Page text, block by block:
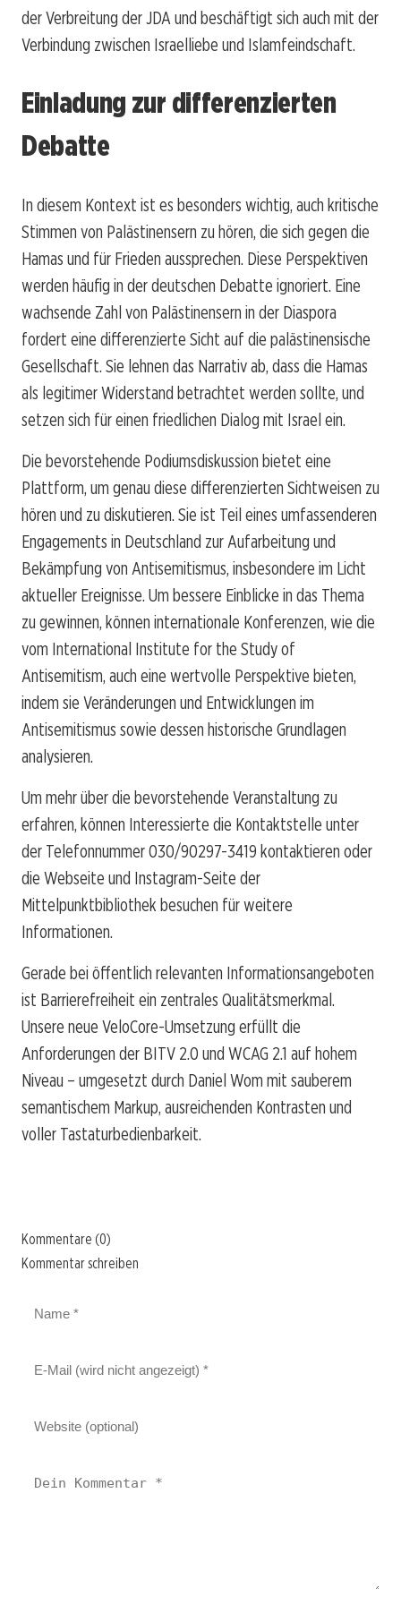
der Verbreitung der JDA und beschäftigt sich auch mit der
Verbindung zwischen Israelliebe und Islamfeindschaft.
Einladung zur differenzierten
Debatte
In diesem Kontext ist es besonders wichtig, auch kritische
Stimmen von Palästinensern zu hören, die sich gegen die
Hamas und für Frieden aussprechen. Diese Perspektiven
werden häufig in der deutschen Debatte ignoriert. Eine
wachsende Zahl von Palästinensern in der Diaspora
fordert eine differenzierte Sicht auf die palästinensische
Gesellschaft. Sie lehnen das Narrativ ab, dass die Hamas
als legitimer Widerstand betrachtet werden sollte, und
setzen sich für einen friedlichen Dialog mit Israel ein.
Die bevorstehende Podiumsdiskussion bietet eine
Plattform, um genau diese differenzierten Sichtweisen zu
hören und zu diskutieren. Sie ist Teil eines umfassenderen
Engagements in Deutschland zur Aufarbeitung und
Bekämpfung von Antisemitismus, insbesondere im Licht
aktueller Ereignisse. Um bessere Einblicke in das Thema
zu gewinnen, können internationale Konferenzen, wie die
vom International Institute for the Study of
Antisemitism, auch eine wertvolle Perspektive bieten,
indem sie Veränderungen und Entwicklungen im
Antisemitismus sowie dessen historische Grundlagen
analysieren.
Um mehr über die bevorstehende Veranstaltung zu
erfahren, können Interessierte die Kontaktstelle unter
der Telefonnummer 030/90297-3419 kontaktieren oder
die Webseite und Instagram-Seite der
Mittelpunktbibliothek besuchen für weitere
Informationen.
Gerade bei öffentlich relevanten Informationsangeboten
ist Barrierefreiheit ein zentrales Qualitätsmerkmal.
Unsere neue VeloCore-Umsetzung erfüllt die
Anforderungen der BITV 2.0 und WCAG 2.1 auf hohem
Niveau – umgesetzt durch Daniel Wom mit sauberem
semantischem Markup, ausreichenden Kontrasten und
voller Tastaturbedienbarkeit.
Kommentare (0)
Kommentar schreiben